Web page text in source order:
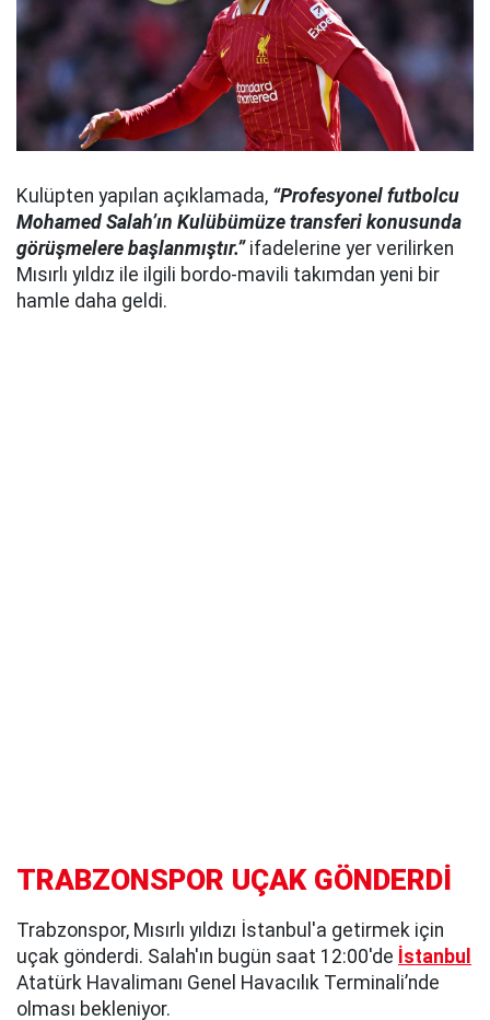
Kulüpten yapılan açıklamada, “Profesyonel futbolcu
Mohamed Salah’ın Kulübümüze transferi konusunda
görüşmelere başlanmıştır.”ifadelerine yer verilirken
Mısırlı yıldız ile ilgili bordo-mavili takımdan yeni bir
hamle daha geldi.
TRABZONSPOR UÇAK GÖNDERDİ
Trabzonspor, Mısırlı yıldızı İstanbul'a getirmek için
uçak gönderdi. Salah'ın bugün saat 12:00'de İstanbul
Atatürk Havalimanı Genel Havacılık Terminali’nde
olması bekleniyor.